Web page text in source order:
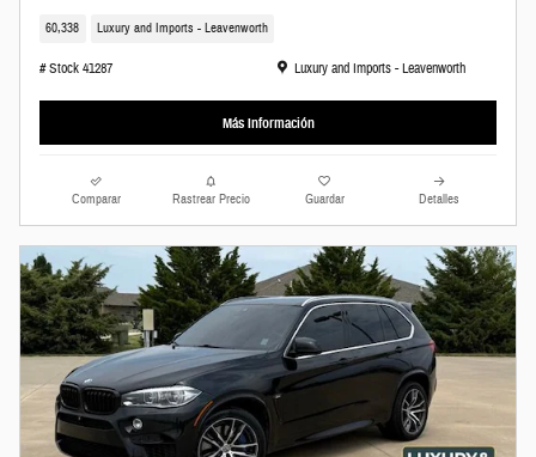
60,338 Luxury and Imports - Leavenworth
# Stock 41287 Ubicación: Luxury and Imports - Leavenworth
Luxury and Imports - Leavenworth
Más Información
Comparar Rastrear Precio Guardar Detalles